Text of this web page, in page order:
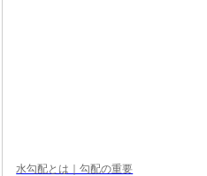
水勾配とは｜勾配の重要